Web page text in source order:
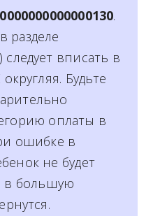
.
разделе
вписать в
Будьте
оплаты в
ошибке в
не будет
в большую